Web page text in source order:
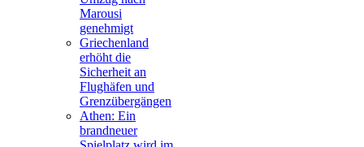
Marousi
genehmigt
Griechenland
erhöht die
Sicherheit an
Flughäfen und
Grenzübergängen
Athen: Ein
brandneuer